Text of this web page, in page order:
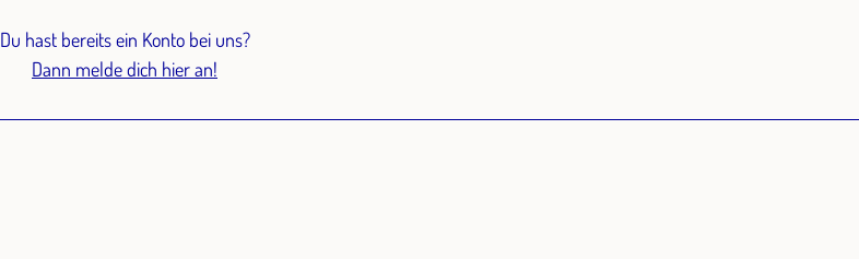
Du hast bereits ein Konto bei uns?
Dann melde dich hier an!